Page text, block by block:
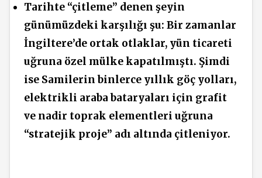
Tarihte “çitleme” denen şeyin
günümüzdeki karşılığı şu: Bir zamanlar
İngiltere’de ortak otlaklar, yün ticareti
uğruna özel mülke kapatılmıştı. Şimdi
ise Samilerin binlerce yıllık göç yolları,
elektrikli araba bataryaları için grafit
ve nadir toprak elementleri uğruna
“stratejik proje” adı altında çitleniyor.